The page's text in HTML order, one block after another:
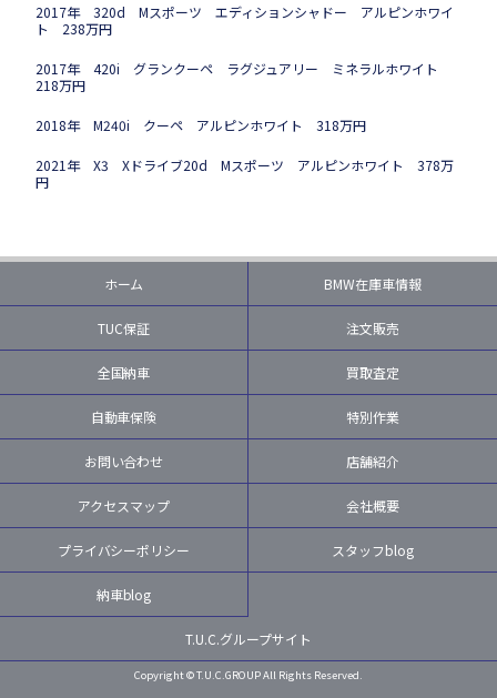
2017年 320d Mスポーツ エディションシャドー アルピンホワイ
ト 238万円
2017年 420i グランクーペ ラグジュアリー ミネラルホワイト
218万円
2018年 M240i クーペ アルピンホワイト 318万円
2021年 X3 Xドライブ20d Mスポーツ アルピンホワイト 378万
円
ホーム BMW在庫車情報
TUC保証 注文販売
全国納車 買取査定
自動車保険 特別作業
お問い合わせ 店舗紹介
アクセスマップ 会社概要
プライバシーポリシー スタッフblog
納車blog
T.U.C.グループサイト
Copyright © T.U.C.GROUP All Rights Reserved.